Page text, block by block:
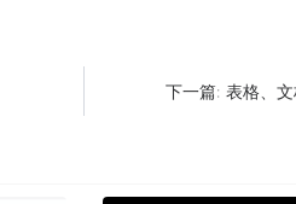
下一篇: 表格、